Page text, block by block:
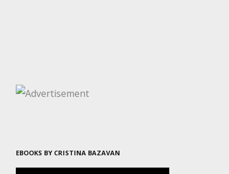
EBOOKS BY CRISTINA BAZAVAN